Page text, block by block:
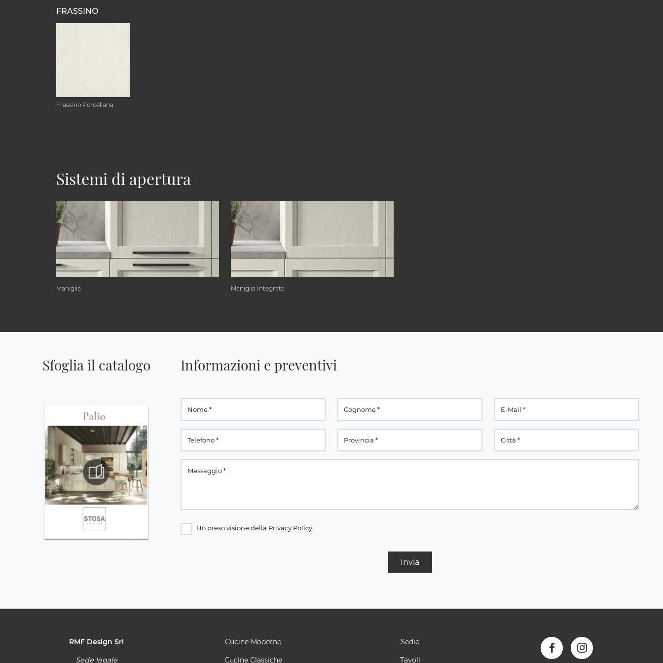
FRASSINO
Frassino Porcellana
Sistemi di apertura
Maniglia Maniglia Integrata
Sfoglia il catalogo Informazioni e preventivi
Ho preso visione della Privacy Policy
Invia
RMF Design Srl
Sede legale
Cucine Moderne
Cucine Classiche
Sedie
Tavoli